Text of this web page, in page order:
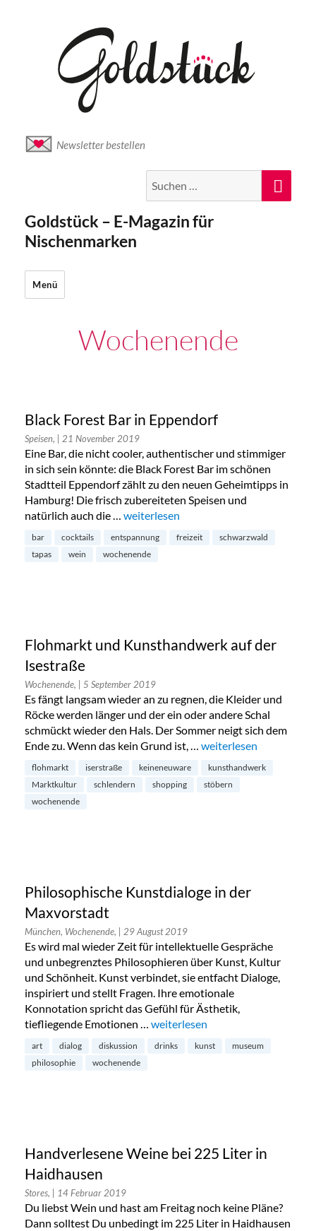
Newsletter bestellen
nach:
Goldstück – E-Magazin für
Nischenmarken
Menü
Wochenende
Black Forest Bar in Eppendorf
Speisen, | 21 November 2019
Eine Bar, die nicht cooler, authentischer und stimmiger
in sich sein könnte: die Black Forest Bar im schönen
Stadtteil Eppendorf zählt zu den neuen Geheimtipps in
Hamburg! Die frisch zubereiteten Speisen und
natürlich auch die … „Black Forest Bar in Eppendorf“
weiterlesen
bar cocktails entspannung freizeit
schwarzwald
tapas
wein wochenende
Flohmarkt und Kunsthandwerk auf der
Isestraße
Wochenende, | 5 September 2019
Es fängt langsam wieder an zu regnen, die Kleider und
Röcke werden länger und der ein oder andere Schal
schmückt wieder den Hals. Der Sommer neigt sich dem
Ende zu. Wenn das kein Grund ist, … „Flohmarkt und
weiterlesen
flohmarkt iserstraße keineneuware
kunsthandwerk
Marktkultur
schlendern shopping
stöbern
wochenende
Philosophische Kunstdialoge in der
Maxvorstadt
München, Wochenende, | 29 August 2019
Es wird mal wieder Zeit für intellektuelle Gespräche
und unbegrenztes Philosophieren über Kunst, Kultur
und Schönheit. Kunst verbindet, sie entfacht Dialoge,
inspiriert und stellt Fragen. Ihre emotionale
Konnotation spricht das Gefühl für Ästhetik,
tiefliegende Emotionen … „Philosophische Kunstdialoge in
weiterlesen
art dialog diskussion drinks kunst
museum
philosophie
wochenende
Handverlesene Weine bei 225 Liter in
Haidhausen
Stores, | 14 Februar 2019
Du liebst Wein und hast am Freitag noch keine Pläne?
Dann solltest Du unbedingt im 225 Liter in Haidhausen